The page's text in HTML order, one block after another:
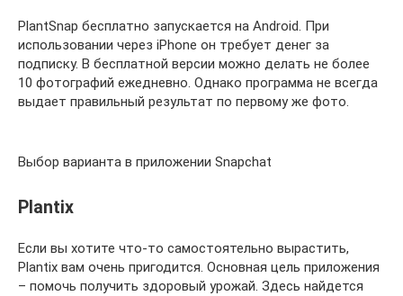
PlantSnap бесплатно запускается на Android. При
использовании через iPhone он требует денег за
подписку. В бесплатной версии можно делать не более
10 фотографий ежедневно. Однако программа не всегда
выдает правильный результат по первому же фото.
Выбор варианта в приложении Snapchat
Plantix
Если вы хотите что-то самостоятельно вырастить,
Plantix вам очень пригодится. Основная цель приложения
– помочь получить здоровый урожай. Здесь найдется